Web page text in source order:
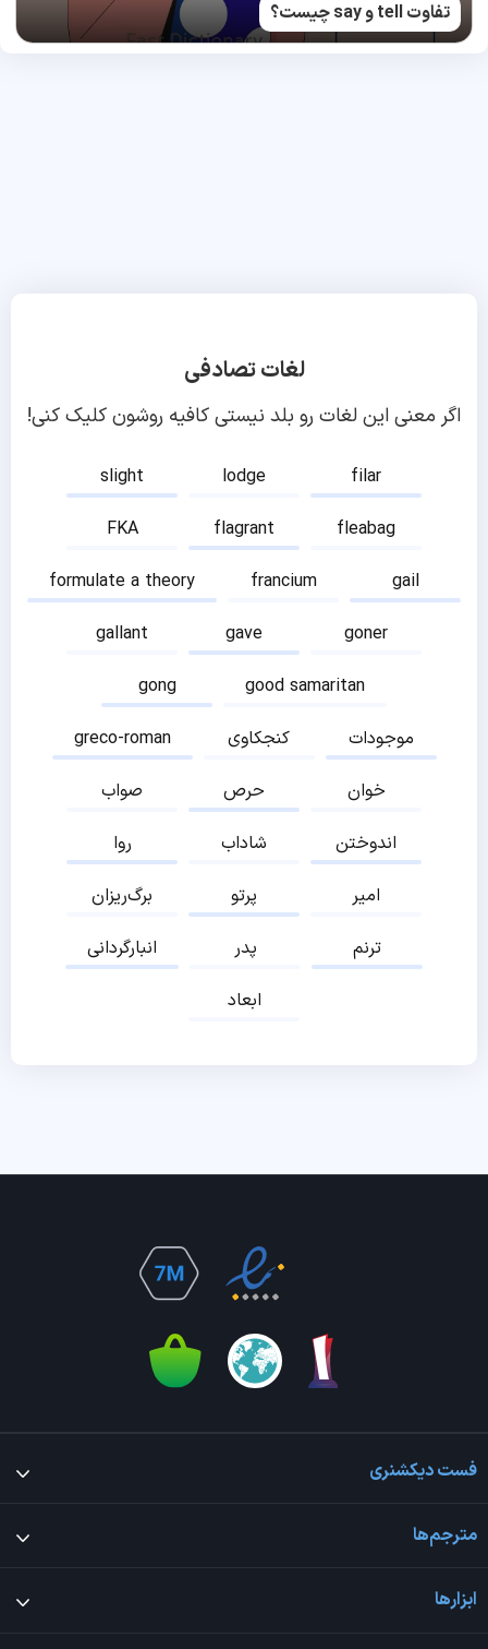
تفاوت tell و say چیست؟
لغات تصادفی
اگر معنی این لغات رو بلد نیستی کافیه روشون کلیک کنی!
slight lodge
filar
FKA
flagrant
fleabag
formulate a theory
francium
gail
gallant
gave
goner
gong
good samaritan
greco-roman
کنجکاوی
موجودات
صواب
حرص
خوان
روا
شاداب
اندوختن
برگ‌ریزان
پرتو
امیر
انبارگردانی
پدر
ترنم
ابعاد
فست دیکشنری
مترجم‌ها
ابزارها